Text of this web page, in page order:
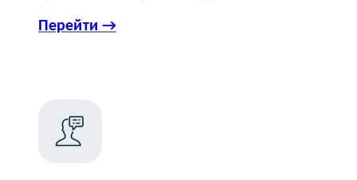
Перейти →